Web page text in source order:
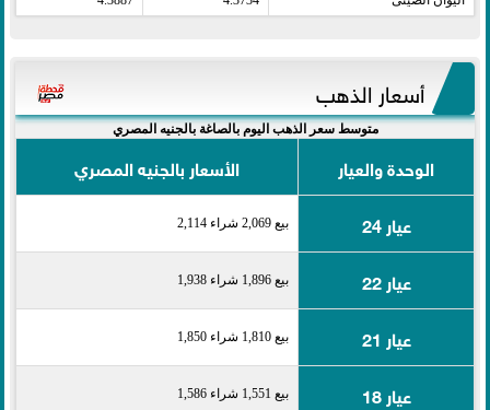
أسعار الذهب
متوسط سعر الذهب اليوم بالصاغة بالجنيه المصري
الوحدة والعيار
الأسعار بالجنيه المصري
عيار 24
بيع 2,069 شراء 2,114
عيار 22 بيع 1,896 شراء 1,938
عيار 21 بيع 1,810 شراء 1,850
عيار 18 بيع 1,551 شراء 1,586